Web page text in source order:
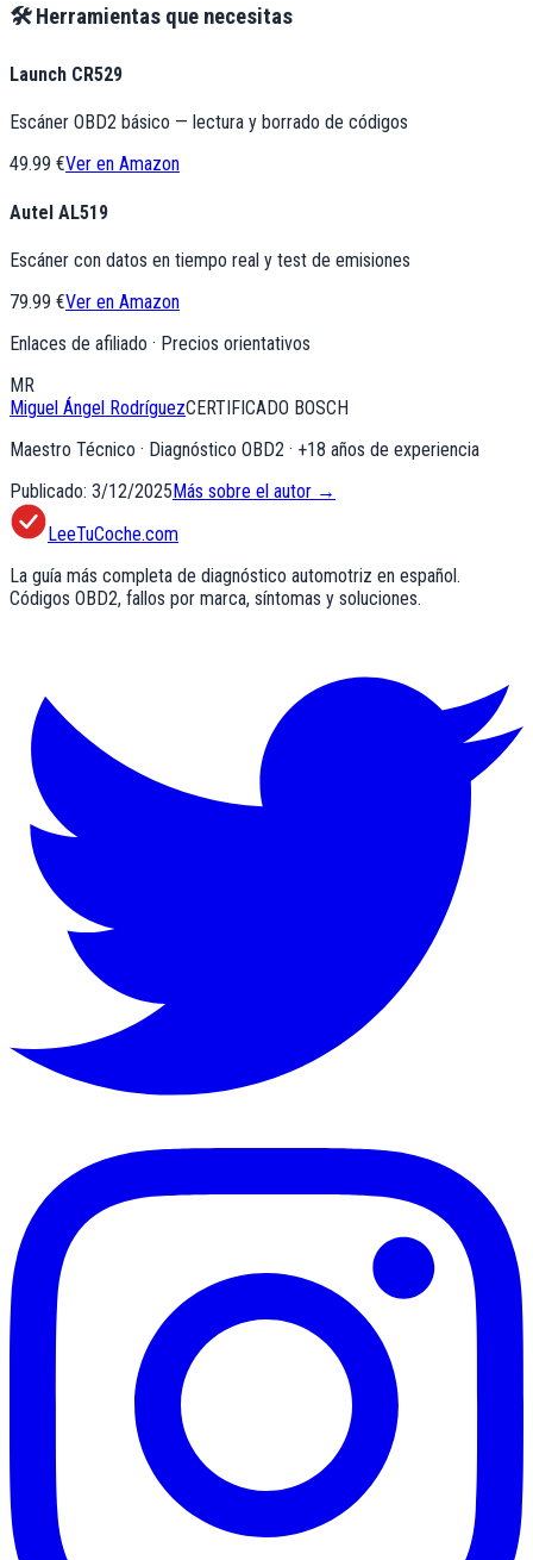
🛠️ Herramientas que necesitas
Launch CR529
Escáner OBD2 básico — lectura y borrado de códigos
49.99 €Ver en Amazon
Autel AL519
Escáner con datos en tiempo real y test de emisiones
79.99 €Ver en Amazon
Enlaces de afiliado · Precios orientativos
MR
Miguel Ángel RodríguezCERTIFICADO BOSCH
Maestro Técnico · Diagnóstico OBD2 · +18 años de experiencia
Publicado: 3/12/2025Más sobre el autor →
LeeTuCoche.com
La guía más completa de diagnóstico automotriz en español.
Códigos OBD2, fallos por marca, síntomas y soluciones.